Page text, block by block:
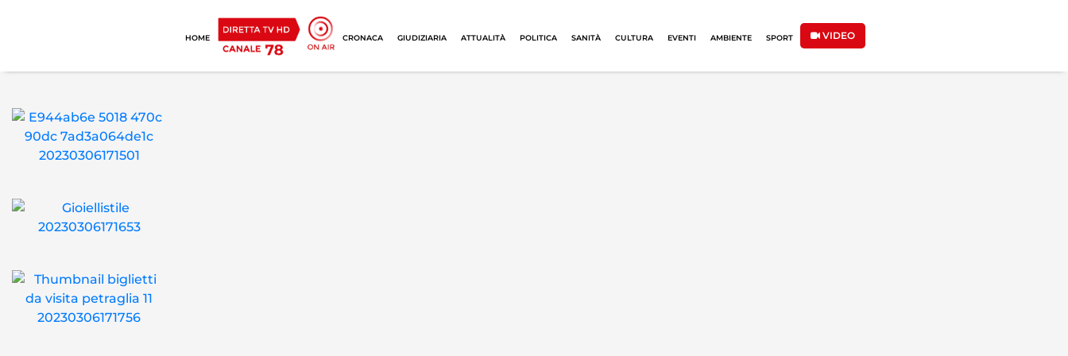
HOME CRONACA GIUDIZIARIA ATTUALITÀ POLITICA SANITÀ CULTURA EVENTI AMBIENTE SPORT VIDEO